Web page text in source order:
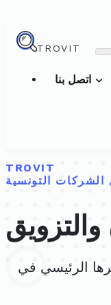
TROVIT
TROVIT
الشركات التونسية
الرئيسي في